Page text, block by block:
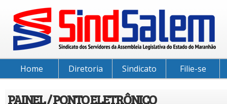
Home Diretoria Sindicato Filie-se
PAINEL / PONTO ELETRÔNICO